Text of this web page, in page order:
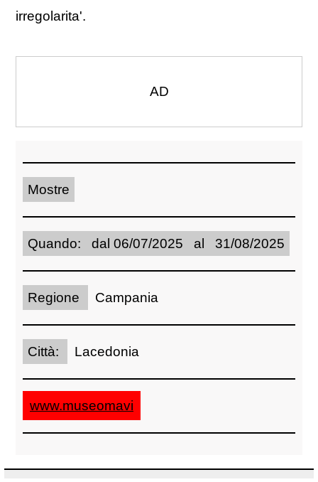
irregolarita'.
AD
Mostre
Quando: dal 06/07/2025 al 31/08/2025
Regione Campania
Città: Lacedonia
www.museomavi